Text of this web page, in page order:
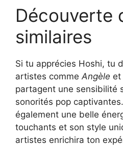
Découverte
similaires
Si tu apprécies Hoshi, tu
artistes commeAngèle et
partagent une sensibilité
sonorités pop captivantes.
également une belle
touchants et son style
artistes enrichira ton